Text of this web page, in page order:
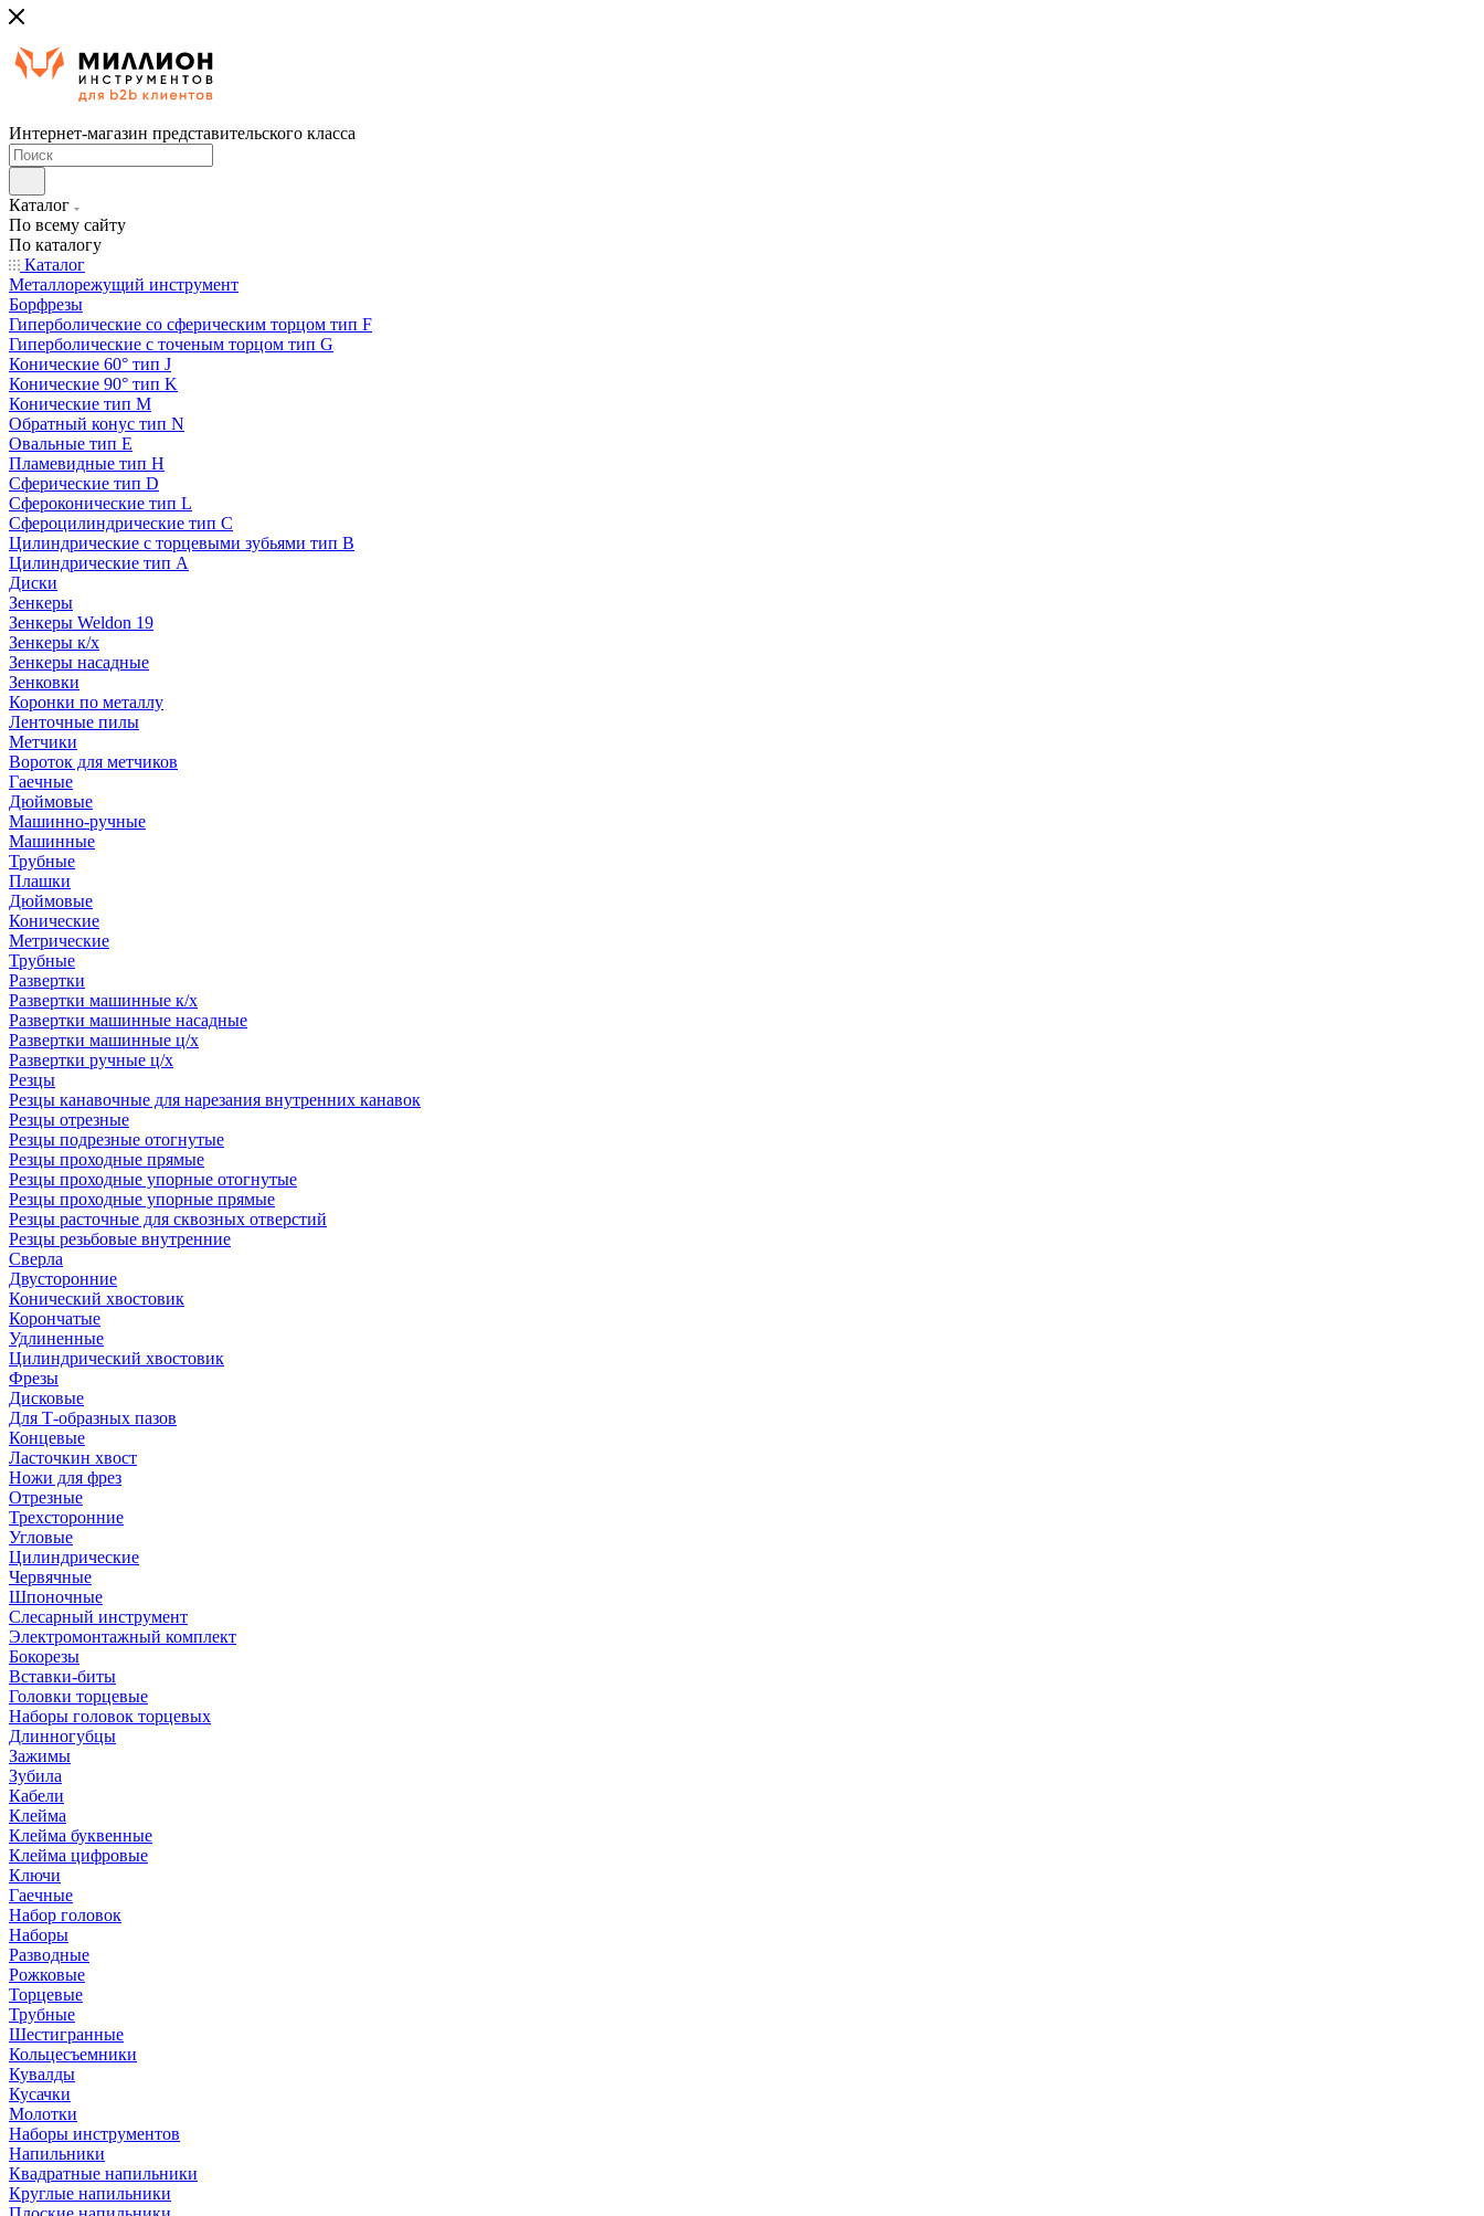
Интернет-магазин представительского класса
Каталог
По всему сайту
По каталогу
Каталог
Металлорежущий инструмент
Борфрезы
Гиперболические cо сферическим торцом тип F
Гиперболические с точеным торцом тип G
Конические 60° тип J
Конические 90° тип K
Конические тип M
Обратный конус тип N
Овальные тип E
Пламевидные тип H
Сферические тип D
Сфероконические тип L
Сфероцилиндрические тип C
Цилиндрические с торцевыми зубьями тип B
Цилиндрические тип А
Диски
Зенкеры
Зенкеры Weldon 19
Зенкеры к/х
Зенкеры насадные
Зенковки
Коронки по металлу
Ленточные пилы
Метчики
Вороток для метчиков
Гаечные
Дюймовые
Машинно-ручные
Машинные
Трубные
Плашки
Дюймовые
Конические
Метрические
Трубные
Развертки
Развертки машинные к/х
Развертки машинные насадные
Развертки машинные ц/х
Развертки ручные ц/х
Резцы
Резцы канавочные для нарезания внутренних канавок
Резцы отрезные
Резцы подрезные отогнутые
Резцы проходные прямые
Резцы проходные упорные отогнутые
Резцы проходные упорные прямые
Резцы расточные для сквозных отверстий
Резцы резьбовые внутренние
Сверла
Двусторонние
Конический хвостовик
Корончатые
Удлиненные
Цилиндрический хвостовик
Фрезы
Дисковые
Для Т-образных пазов
Концевые
Ласточкин хвост
Ножи для фрез
Отрезные
Трехсторонние
Угловые
Цилиндрические
Червячные
Шпоночные
Слесарный инструмент
Электромонтажный комплект
Бокорезы
Вставки-биты
Головки торцевые
Наборы головок торцевых
Длинногубцы
Зажимы
Зубила
Кабели
Клейма
Клейма буквенные
Клейма цифровые
Ключи
Гаечные
Набор головок
Наборы
Разводные
Рожковые
Торцевые
Трубные
Шестигранные
Кольцесъемники
Кувалды
Кусачки
Молотки
Наборы инструментов
Напильники
Квадратные напильники
Круглые напильники